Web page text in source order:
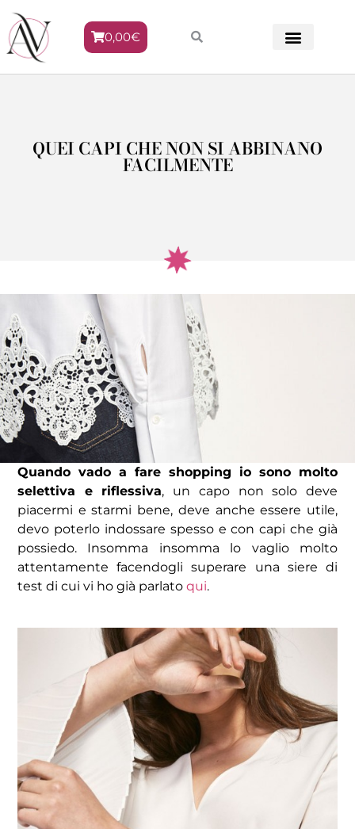
0,00€
QUEI CAPI CHE NON SI ABBINANO
FACILMENTE
Quando vado a fare shopping io sono molto
selettiva e riflessiva, un capo non solo deve
piacermi e starmi bene, deve anche essere utile,
devo poterlo indossare spesso e con capi che già
possiedo. Insomma insomma lo vaglio molto
attentamente facendogli superare una siere di
test di cui vi ho già parlato qui.